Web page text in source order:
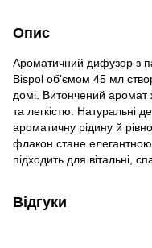
Опис
Ароматичний дифузор з
Bispol об'ємом 45 мл
домі. Витончений аромат
та легкістю. Натуральні
ароматичну рідину й
флакон стане
підходить для вітальні,
Відгуки